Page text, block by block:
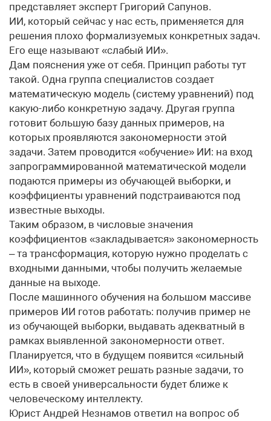
представляет эксперт Григорий Сапунов.
ИИ, который сейчас у нас есть, применяется для
решения плохо формализуемых конкретных задач.
Его еще называют «слабый ИИ».
Дам пояснения уже от себя. Принцип работы тут
такой. Одна группа специалистов создает
математическую модель (систему уравнений) под
какую-либо конкретную задачу. Другая группа
готовит большую базу данных примеров, на
которых проявляются закономерности этой
задачи. Затем проводится «обучение» ИИ: на вход
запрограммированной математической модели
подаются примеры из обучающей выборки, и
коэффициенты уравнений подстраиваются под
известные выходы.
Таким образом, в числовые значения
коэффициентов «закладывается» закономерность
– та трансформация, которую нужно проделать с
входными данными, чтобы получить желаемые
данные на выходе.
После машинного обучения на большом массиве
примеров ИИ готов работать: получив пример не
из обучающей выборки, выдавать адекватный в
рамках выявленной закономерности ответ.
Планируется, что в будущем появится «сильный
ИИ», который сможет решать разные задачи, то
есть в своей универсальности будет ближе к
человеческому интеллекту.
Юрист Андрей Незнамов ответил на вопрос об